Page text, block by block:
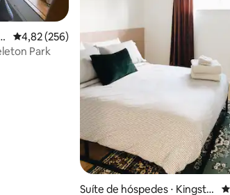
4,82 de uma avaliação média de 5, 256
4,82 (256)
Park
Suíte de hóspedes ⋅ Kingsto